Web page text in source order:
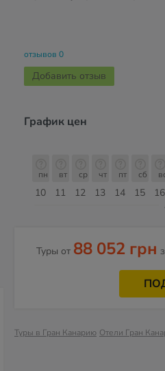
отзывов 0
Добавить отзыв
График цен
10
пн
11
вт
12
ср
13
чт
14
пт
15
сб
16
Туры от 88 052 грн
Туры в Гран Канарию Отели Гран